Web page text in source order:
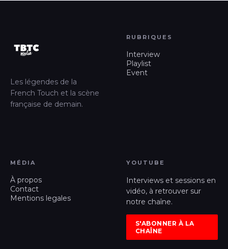
Les légendes de la
French Touch et la scène
française de demain.
RUBRIQUES
Interview
Playlist
Event
MÉDIA
À propos
Contact
Mentions legales
YOUTUBE
Interviews et sessions en
vidéo, à retrouver sur
notre chaîne.
S'ABONNER À LA
CHAÎNE